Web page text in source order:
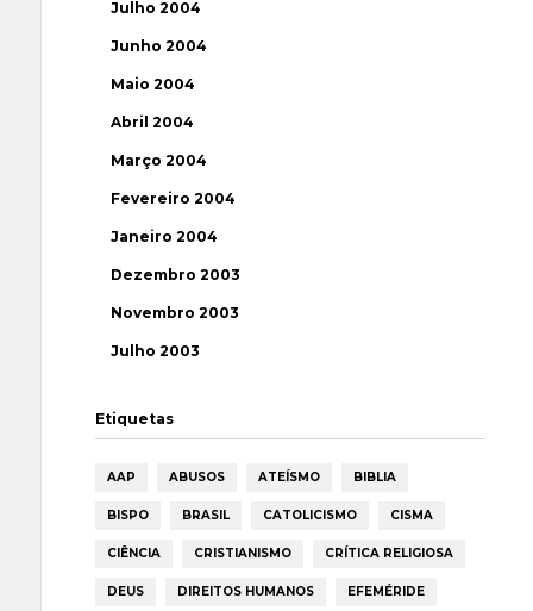
Julho 2004
Junho 2004
Maio 2004
Abril 2004
Março 2004
Fevereiro 2004
Janeiro 2004
Dezembro 2003
Novembro 2003
Julho 2003
Etiquetas
AAP ABUSOS ATEÍSMO BIBLIA
BISPO BRASIL CATOLICISMO CISMA
CIÊNCIA CRISTIANISMO CRÍTICA RELIGIOSA
DEUS DIREITOS HUMANOS EFEMÉRIDE